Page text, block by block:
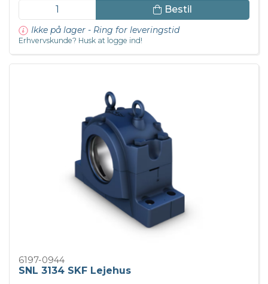
Bestil
Ikke på lager - Ring for leveringstid
Erhvervskunde? Husk at logge ind!
6197-0944
SNL 3134 SKF Lejehus